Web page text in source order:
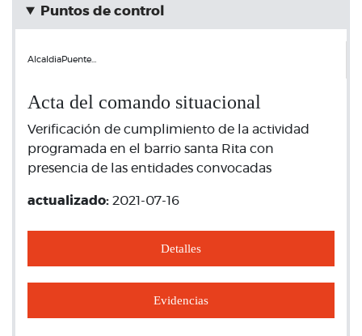
Puntos de control
AlcaldiaPuente…
Acta del comando situacional
Verificación de cumplimiento de la actividad
programada en el barrio santa Rita con
presencia de las entidades convocadas
actualizado: 2021-07-16
Detalles
Evidencias